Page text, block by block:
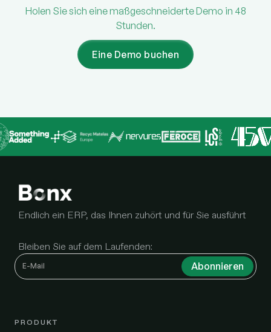
Holen Sie sich eine maßgeschneiderte Demo in 48
Stunden.
Eine Demo buchen
Endlich ein ERP, das Ihnen zuhört und für Sie ausführt
Bleiben Sie auf dem Laufenden:
PRODUKT